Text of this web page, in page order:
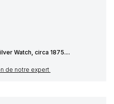
Watch, circa 1875....
de notre expert